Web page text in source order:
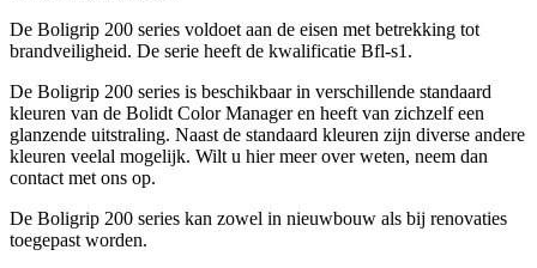
De Boligrip 200 series voldoet aan de eisen met betrekking tot
brandveiligheid. De serie heeft de kwalificatie Bfl-s1.
De Boligrip 200 series is beschikbaar in verschillende standaard
kleuren van de Bolidt Color Manager en heeft van zichzelf een
glanzende uitstraling. Naast de standaard kleuren zijn diverse andere
kleuren veelal mogelijk. Wilt u hier meer over weten, neem dan
contact met ons op.
De Boligrip 200 series kan zowel in nieuwbouw als bij renovaties
toegepast worden.